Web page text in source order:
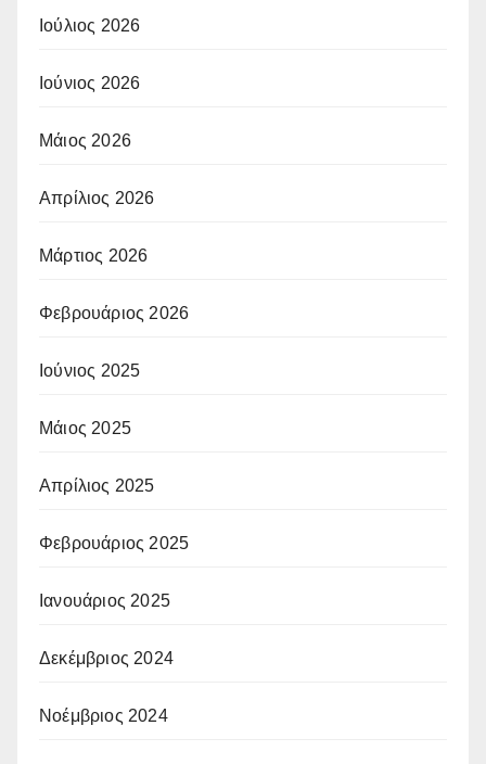
Ιούλιος 2026
Ιούνιος 2026
Μάιος 2026
Απρίλιος 2026
Μάρτιος 2026
Φεβρουάριος 2026
Ιούνιος 2025
Μάιος 2025
Απρίλιος 2025
Φεβρουάριος 2025
Ιανουάριος 2025
Δεκέμβριος 2024
Νοέμβριος 2024